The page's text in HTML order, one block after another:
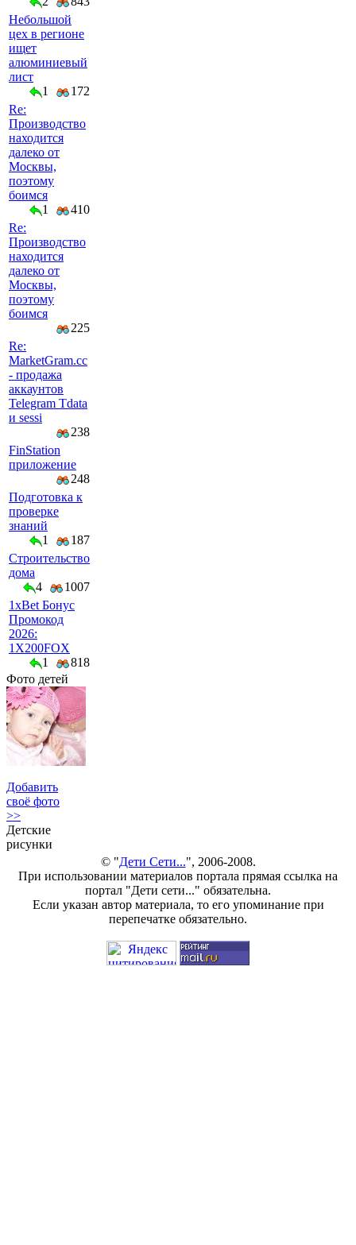
Небольшой
цех в регионе
ищет
алюминиевый
лист
1
172
Re:
Производство
находится
далеко от
Москвы,
поэтому
боимся
1
410
Re:
Производство
находится
далеко от
Москвы,
поэтому
боимся
225
Re:
MarketGram.cc
- продажа
аккаунтов
Telegram Tdata
и sessi
238
FinStation
приложение
248
Подготовка к
проверке
знаний
1
187
Строительство
дома
4
1007
1xBet Бонус
Промокод
2026:
1X200FOX
1
818
Фото детей
Добавить
своё фото
>>
Детские
рисунки
© "Дети Сети...", 2006-2008.
При использовании материалов портала прямая ссылка на
портал "Дети сети..." обязательна.
Если указан автор материала, то его упоминание при
перепечатке обязательно.